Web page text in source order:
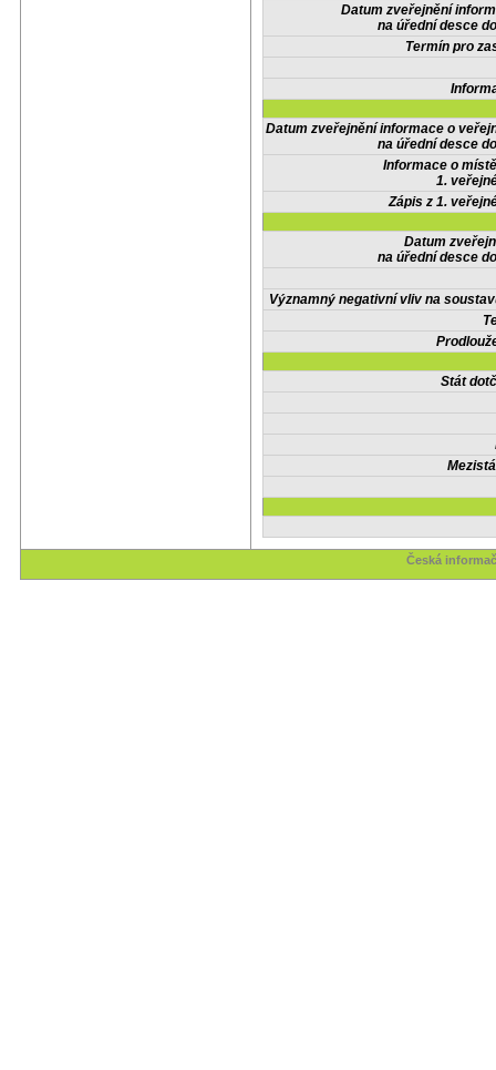
Datum zveřejnění
na úřední desce
Termín pro
Datum zveřejnění informace o
na úřední desce
Informace o
1.
Zápis z 1.
Datum
na úřední desce
Významný negativní vliv na
Stát
Česká